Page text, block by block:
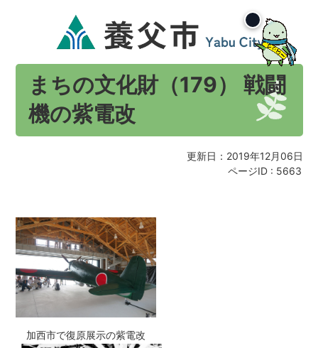
まちの文化財（179） 戦闘
機の紫電改
更新日：2019年12月06日
ページID : 5663
加西市で復原展示の紫電改